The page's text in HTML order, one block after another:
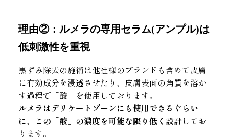
理由②：ルメラの専用セラム(アンプル)は
低刺激性を重視
黒ずみ除去の施術は他社様のブランドも含めて皮膚
に有効成分を浸透させたり、皮膚表面の角質を溶か
す過程で「酸」を使用しております。
ルメラはデリケートゾーンにも使用できるぐらい
に、この「酸」の濃度を可能な限り低く設計してお
ります。